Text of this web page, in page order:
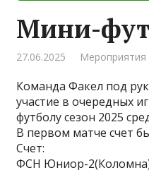
Мини-
27.06.2025 Мероприятия
Команда Факел под
участие в очередных
футболу сезон 2025
В первом матче счет
Счет:
ФСН Юниор-